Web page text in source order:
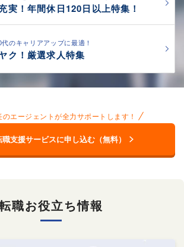
実！年間休日120日以上特集！
のキャリアアップに最適！
ク！厳選求人特集
のエージェントが全力サポートします！
職支援サービスに申し込む（無料）
職お役立ち情報